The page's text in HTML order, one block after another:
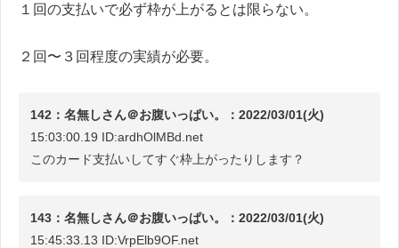
１回の支払いで必ず枠が上がるとは限らない。
２回〜３回程度の実績が必要。
142：名無しさん＠お腹いっぱい。：2022/03/01(火)
15:03:00.19 ID:ardhOlMBd.net
このカード支払いしてすぐ枠上がったりします？
143：名無しさん＠お腹いっぱい。：2022/03/01(火)
15:45:33.13 ID:VrpElb9OF.net